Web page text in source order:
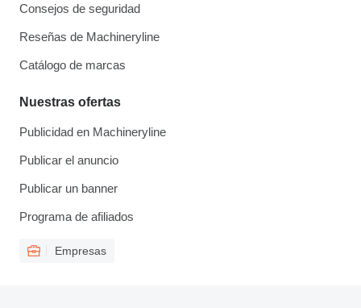
Consejos de seguridad
Reseñas de Machineryline
Catálogo de marcas
Nuestras ofertas
Publicidad en Machineryline
Publicar el anuncio
Publicar un banner
Programa de afiliados
Empresas